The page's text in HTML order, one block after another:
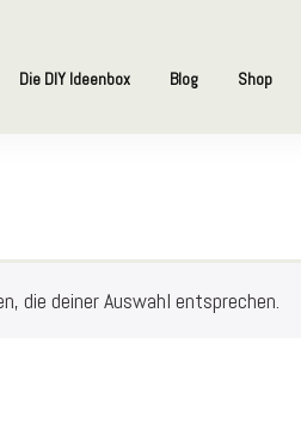
Die DIY Ideenbox Blog Shop
die deiner Auswahl entsprechen.